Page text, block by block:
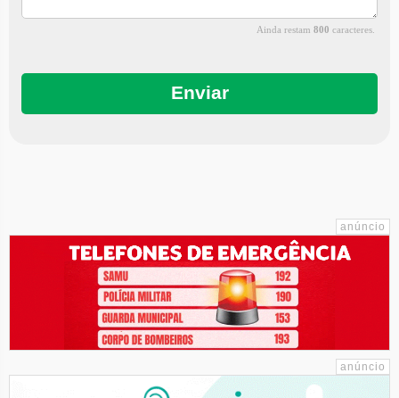
Ainda restam800 caracteres.
Enviar